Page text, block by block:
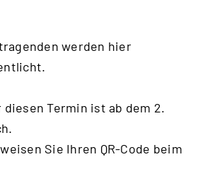
werden hier
diesen Termin ist ab dem 2.
Sie Ihren QR-Code beim